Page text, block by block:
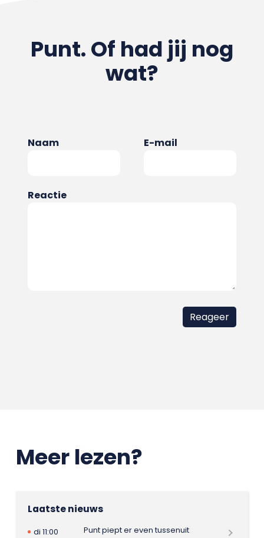
Punt. Of had jij nog
wat?
Naam E-mail
Reactie
Meer lezen?
Laatste nieuws
di 11:00
Punt piept er even tussenuit